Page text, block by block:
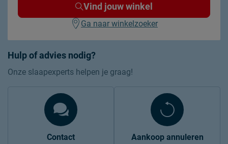
Hulp of advies nodig?
Onze slaapexperts helpen je graag!
Contact Aankoop annuleren
Vind jouw winkel
Ga naar winkelzoeker